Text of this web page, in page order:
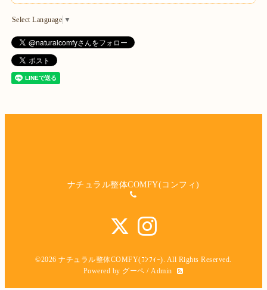
Select Language ▼
ナチュラル整体COMFY(コンフィ)
©2026ナチュラル整体COMFY(ｺﾝﾌｨｰ) . All Rights Reserved.
Powered by グーペ / Admin